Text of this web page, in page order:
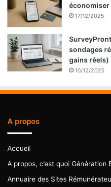
économiser
17/12/2025
sondages
gains réels)
10/12/2025
A propos
Accueil
A propos, c’est quoi Génération
Annuaire des Sites